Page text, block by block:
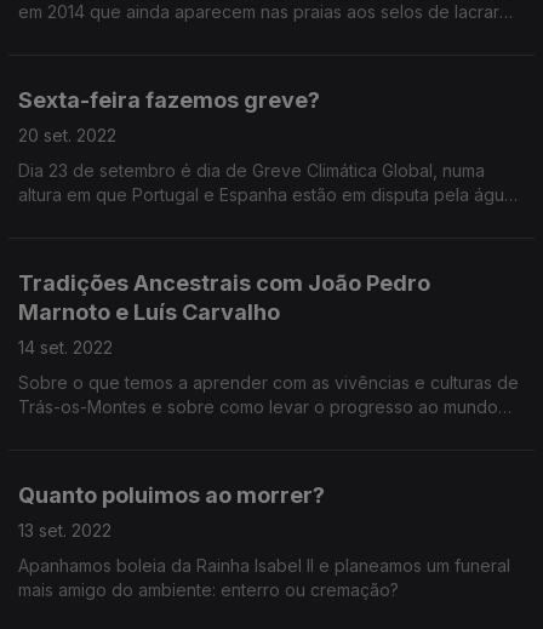
em 2014 que ainda aparecem nas praias aos selos de lacrar
Sexta-feira fazemos greve?
20 set. 2022
Dia 23 de setembro é dia de Greve Climática Global, numa
altura em que Portugal e Espanha estão em disputa pela água
poluição.
Tradições Ancestrais com João Pedro
Marnoto e Luís Carvalho
14 set. 2022
Sobre o que temos a aprender com as vivências e culturas de
Trás-os-Montes e sobre como levar o progresso ao mundo
Quanto poluimos ao morrer?
13 set. 2022
Apanhamos boleia da Rainha Isabel II e planeamos um funeral
mais amigo do ambiente: enterro ou cremação?